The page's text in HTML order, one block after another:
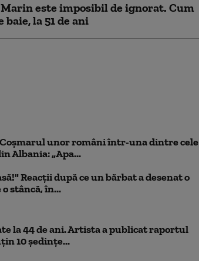
este imposibil de ignorat. Cum
la 51 de ani
unor români într-una dintre cele
Albania: „Apa...
Reacţii după ce un bărbat a desenat o
stâncă, în...
la 44 de ani. Artista a publicat raportul
10 ședințe...